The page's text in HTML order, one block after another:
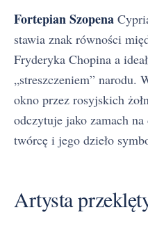
Fortepian Szopena
stawia znak równości
Fryderyka Chopina a
„streszczeniem” narodu.
okno przez rosyjskich
odczytuje jako zamach
twórcę i jego dzieło
Artysta